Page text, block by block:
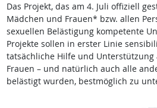
Das Projekt, das am 4. Juli offiziell
Mädchen und Frauen* bzw. allen
sexuellen Belästigung kompetente
Projekte sollen in erster Linie
tatsächliche Hilfe und Unterstützung
Frauen – und natürlich auch alle
belästigt wurden, bestmöglich zu